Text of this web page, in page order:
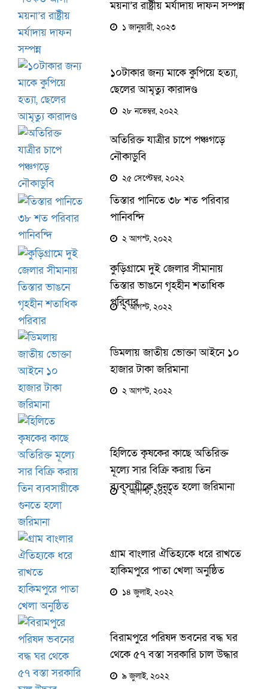
ময়না’র রাষ্ট্রীয় মর্যাদায় দাফন সম্পন্ন
১ জানুয়ারী, ২০২৩
১০টাকার জন্য মাকে কুপিয়ে হত্যা,
ছেলের আমৃত্যু কারাদণ্ড
২৮ নভেম্বর, ২০২২
অতিরিক্ত যাত্রীর চাপে পঞ্চগড়ে
নৌকাডুবি
২৫ সেপ্টেম্বর, ২০২২
তিস্তার পানিতে ৩৮ শত পরিবার
পানিবন্দি
২ আগস্ট, ২০২২
কুড়িগ্রামে দুই জেলার সীমানায়
তিস্তার ভাঙনে গৃহহীন শতাধিক
পরিবার
২ আগস্ট, ২০২২
ডিমলায় জাতীয় ভোক্তা আইনে ১০
হাজার টাকা জরিমানা
২ আগস্ট, ২০২২
হিলিতে কৃষকের কাছে অতিরিক্ত
মূল্যে সার বিক্রি করায় তিন
ব্যবসায়ীকে গুনতে হলো জরিমানা
২ আগস্ট, ২০২২
গ্রাম বাংলার ঐতিহ্যকে ধরে রাখতে
হাকিমপুরে পাতা খেলা অনুষ্ঠিত
১৪ জুলাই, ২০২২
বিরামপুরে পরিষদ ভবনের বদ্ধ ঘর
থেকে ৫৭ বস্তা সরকারি চাল উদ্ধার
৯ জুলাই, ২০২২